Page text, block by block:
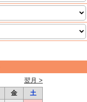
翌月 >
金
土